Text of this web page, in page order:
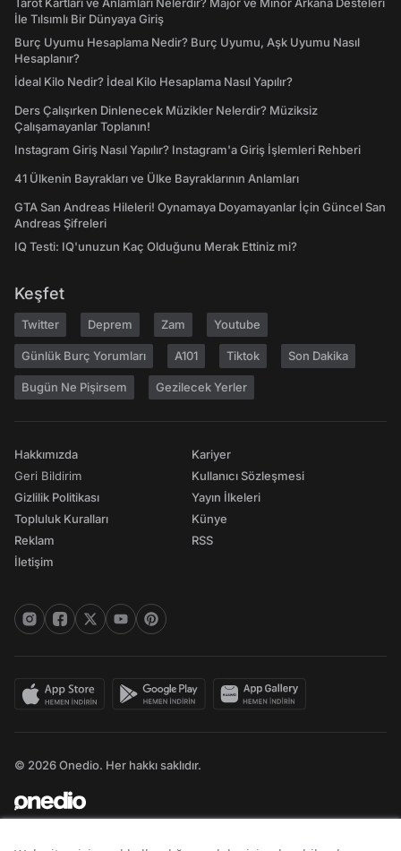
İle Tılsımlı Bir Dünyaya Giriş
Burç Uyumu Hesaplama Nedir? Burç Uyumu, Aşk Uyumu Nasıl
Hesaplanır?
İdeal Kilo Nedir? İdeal Kilo Hesaplama Nasıl Yapılır?
Ders Çalışırken Dinlenecek Müzikler Nelerdir? Müziksiz
Çalışamayanlar Toplanın!
Instagram Giriş Nasıl Yapılır? Instagram'a Giriş İşlemleri Rehberi
41 Ülkenin Bayrakları ve Ülke Bayraklarının Anlamları
GTA San Andreas Hileleri! Oynamaya Doyamayanlar İçin Güncel San
Andreas Şifreleri
IQ Testi: IQ'unuzun Kaç Olduğunu Merak Ettiniz mi?
Keşfet
Twitter Deprem Zam Youtube
Günlük Burç Yorumları A101 Tiktok Son Dakika
Bugün Ne Pişirsem Gezilecek Yerler
Hakkımızda
Geri Bildirim
Gizlilik Politikası
Topluluk Kuralları
Reklam
İletişim
Kariyer
Kullanıcı Sözleşmesi
Yayın İlkeleri
Künye
RSS
© 2026 Onedio. Her hakkı saklıdır.